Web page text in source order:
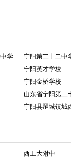
学
宁阳第二十二中
宁阳英才学校
宁阳金桥学校
山东省宁阳第二
宁阳县罡城镇城
西工大附中